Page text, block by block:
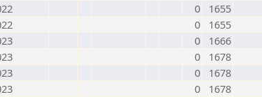
0
1655
0
1655
0
1666
0
1678
0
1678
0
1678